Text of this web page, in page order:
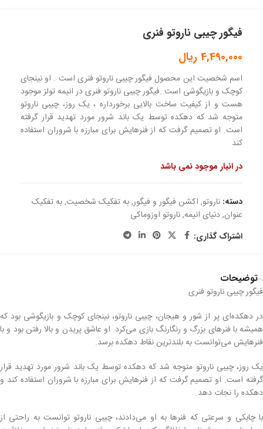
فیگور چیبی ناروتو فنری
4,490,000 ریال
اسم شخصیت این محصول فیگور چیبی ناروتو فنری است . او نینجای
کوچک و بازیگوشی است .فیگور چیبی ناروتو فنری در انیمه تولز موجود
هست و از کیفیت ساخت بالایی برخورداره ، یک روز، چیبی ناروتو
متوجه شد که دهکده توسط یک باند شرور مورد تهدید قرار گرفته
است. او تصمیم گرفت که از فنرهایش برای مبارزه با شروران استفاده
کند
در انبار موجود نمی باشد
دسته: ناروتو, اکشن فیگور و فیگور,به تفکیک شخصیت,به تفکیک
عنوان,دنیای انیمه,ناروتو اوزوماکی
اشتراک گذاری:
توضیحات
فیگور چیبی ناروتو فنری
در دهکده‌ای پر از شور و هیجان، چیبی ناروتو، نینجای کوچک و بازیگوشی بود که
همیشه با فنرهای بزرگ و رنگارنگ بازی می‌کرد. او عاشق پریدن و بالا رفتن بود و با
فنرهایش می‌توانست به بلندترین نقاط دهکده برسد.
یک روز، چیبی ناروتو متوجه شد که دهکده توسط یک باند شرور مورد تهدید قرار
گرفته است. او تصمیم گرفت که از فنرهایش برای مبارزه با شروران استفاده کند و
دهکده را نجات دهد.
با چابکی و سرعتی که فنرها به او می‌دادند، چیبی ناروتو توانست به راحتی از